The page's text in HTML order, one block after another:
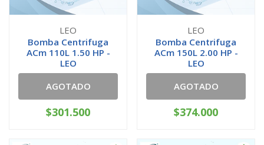
LEO
Bomba Centrifuga
ACm 110L 1.50 HP -
LEO
AGOTADO
$301.500
LEO
Bomba Centrifuga
ACm 150L 2.00 HP -
LEO
AGOTADO
$374.000